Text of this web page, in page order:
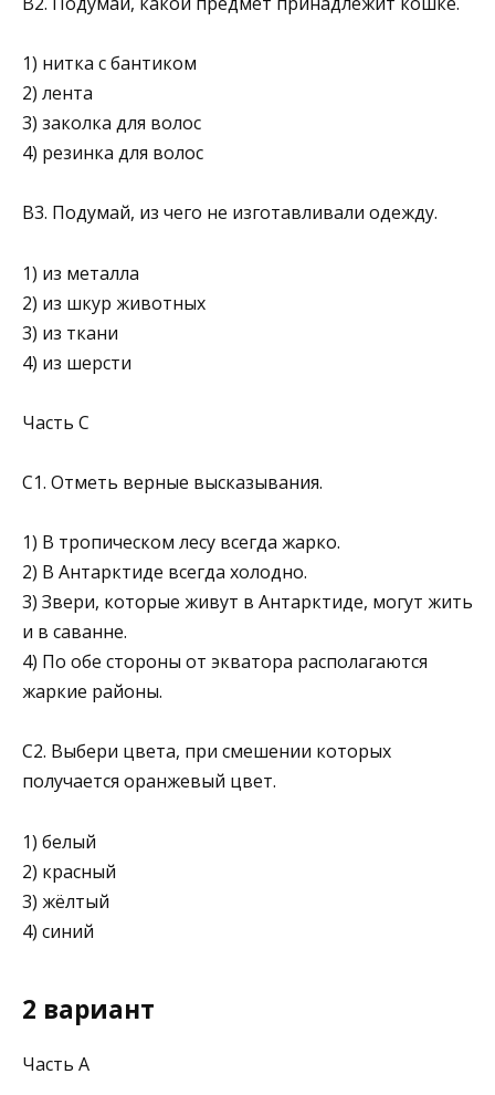
1) нитка с бантиком
2) лента
3) заколка для волос
4) резинка для волос
В3. Подумай, из чего не изготавливали одежду.
1) из металла
2) из шкур животных
3) из ткани
4) из шерсти
Часть С
С1. Отметь верные высказывания.
1) В тропическом лесу всегда жарко.
2) В Антарктиде всегда холодно.
3) Звери, которые живут в Антарктиде, могут жить
и в саванне.
4) По обе стороны от экватора располагаются
жаркие районы.
С2. Выбери цвета, при смешении которых
получается оранжевый цвет.
1) белый
2) красный
3) жёлтый
4) синий
2 вариант
Часть А